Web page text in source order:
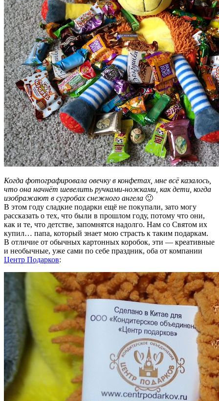
Когда фотографировала овечку в конфетах, мне всё казалось,
что она начнёт шевелить ручками-ножками, как дети, когда
изображают в сугробах снежного ангела 🙂
В этом году сладкие подарки ещё не покупали, зато могу
рассказать о тех, что были в прошлом году, потому что они,
как и те, что детстве, запомнятся надолго. Нам со Святом их
купил… папа, который знает мою страсть к таким подаркам.
В отличие от обычных картонных коробок, эти — креативные
и необычные, уже сами по себе праздник, оба от компании
Центр Подарков: